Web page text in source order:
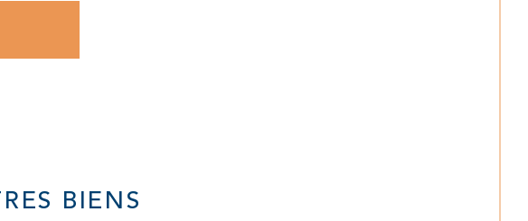
BIENS